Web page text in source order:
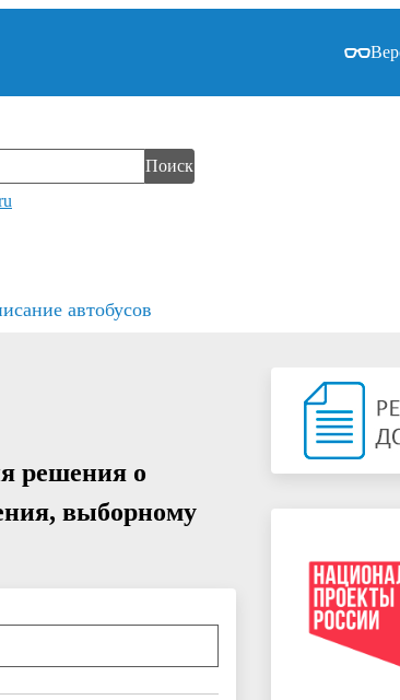
Поиск
автобусов
решения о
выборному